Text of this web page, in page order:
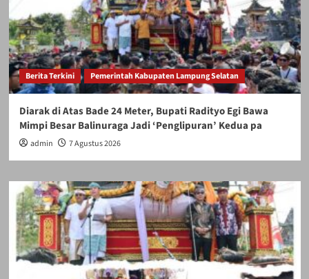
Berita Terkini Pemerintah Kabupaten Lampung Selatan
Diarak di Atas Bade 24 Meter, Bupati Radityo Egi Bawa
Mimpi Besar Balinuraga Jadi ‘Penglipuran’ Kedua pa
admin 7 Agustus 2026